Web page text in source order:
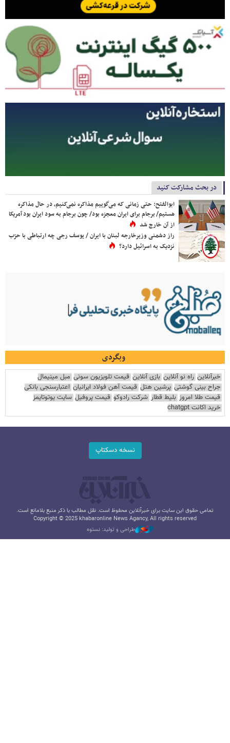
در بحث مشارکت کنید
ابوالفتح: حتی زمانی که می‌گوییم مذاکره نمی‌کنیم، در حال مذاکره
هستیم/ برجام برای ایران معجزه بود/ چون برجام به سود ایران بود آمریکا
از آن خارج شد
راز دشمنی وزیرخارجه لبنان با ایران / یوسف رجی چه ارتباطی با حزب
نزدیک به اسرائیل دارد؟
وبگردی
خبرآنلاین راه نو آنلاین بازی آنلاین قیمت تلویزیون سونی مبل مینیمال
جراح بینی گوشتی پرشین هتل قیمت آهن فولاد ایرانیان اعتبارسنجی بانکی
قیمت طلا امروز بلیط قطار شرکت رادوکو قیمت پروفیل سایت یوتوتایمز
خرید اکانت chatgpt
نسخه دسکتاپ
تمامی حقوق این سایت برای خبرآنلاین محفوظ است. نقل مطالب با ذکر منبع بلامانع است.
Copyright © 2025 khabaronline News Agancy, All rights reserved
طراحی و تولید: نستوه